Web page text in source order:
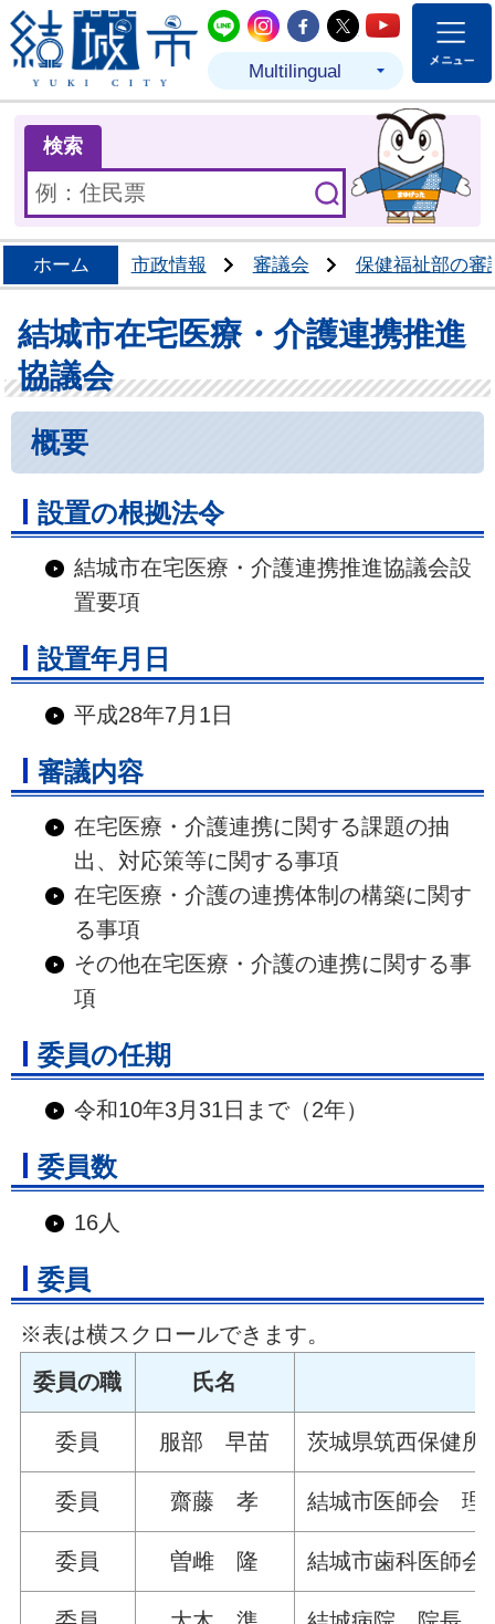
結城市公式LINE
結城市公式Instagram
結城市公式
結城市公式
結城市
Multilingual
検索
ホーム 市政情報 審議会 保健福祉部の審
結城市在宅医療・介護連携推進
協議会
概要
設置の根拠法令
結城市在宅医療・介護連携推進協議会設
置要項
設置年月日
平成28年7月1日
審議内容
在宅医療・介護連携に関する課題の抽
出、対応策等に関する事項
在宅医療・介護の連携体制の構築に関す
る事項
その他在宅医療・介護の連携に関する事
項
委員の任期
令和10年3月31日まで（2年）
委員数
16人
委員
※表は横スクロールできます。
委員の職
氏名
委員 服部 早苗 茨城県筑西保健
委員 齋藤 孝 結城市医師会 理
委員 曽雌 隆 結城市歯科医師